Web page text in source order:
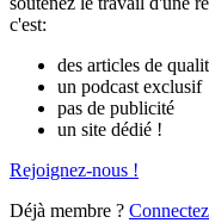
c'est:
des articles de
un podcast exclusif
pas de publicité
un site dédié !
Rejoignez-nous !
Déjà membre ?